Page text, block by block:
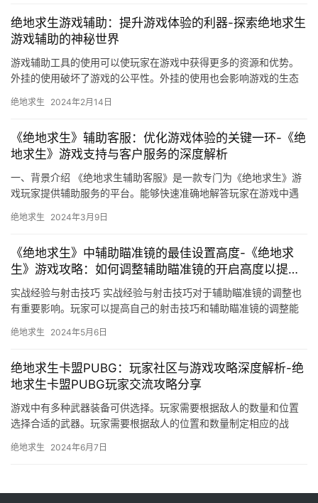
绝地求生游戏辅助：提升游戏体验的利器-探索绝地求生
游戏辅助的神秘世界
游戏辅助工具的使用可以使玩家在游戏中获得更多的资源和优势。
外挂的使用破坏了游戏的公平性。外挂的使用也会影响游戏的生态
绝地求生 2024年2月14日
《绝地求生》辅助客服：优化游戏体验的关键一环-《绝
地求生》游戏支持与客户服务的深度解析
一、背景介绍 《绝地求生辅助客服》是一款专门为《绝地求生》游
戏玩家提供辅助服务的平台。能够快速准确地解答玩家在游戏中遇
绝地求生 2024年3月9日
《绝地求生》中辅助瞄准镜的最佳设置高度-《绝地求
生》游戏攻略：如何调整辅助瞄准镜的开启高度以提升
射击精度
实战经验与射击技巧 实战经验与射击技巧对于辅助瞄准镜的调整也
有重要影响。玩家可以提高自己的射击技巧和辅助瞄准镜的调整能
绝地求生 2024年5月6日
绝地求生卡盟PUBG：玩家社区与游戏攻略深度解析-绝
地求生卡盟PUBG玩家交流攻略分享
游戏中有多种武器装备可供选择。玩家需要根据敌人的数量和位置
选择合适的武器。玩家需要根据敌人的位置和数量制定相应的战
绝地求生 2024年6月7日